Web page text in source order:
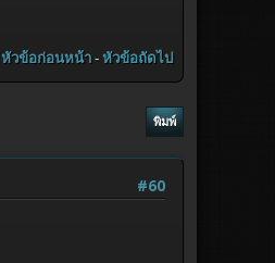
หัวข้อก่อนหน้า-หัวข้อถัดไป
พิมพ์
#60